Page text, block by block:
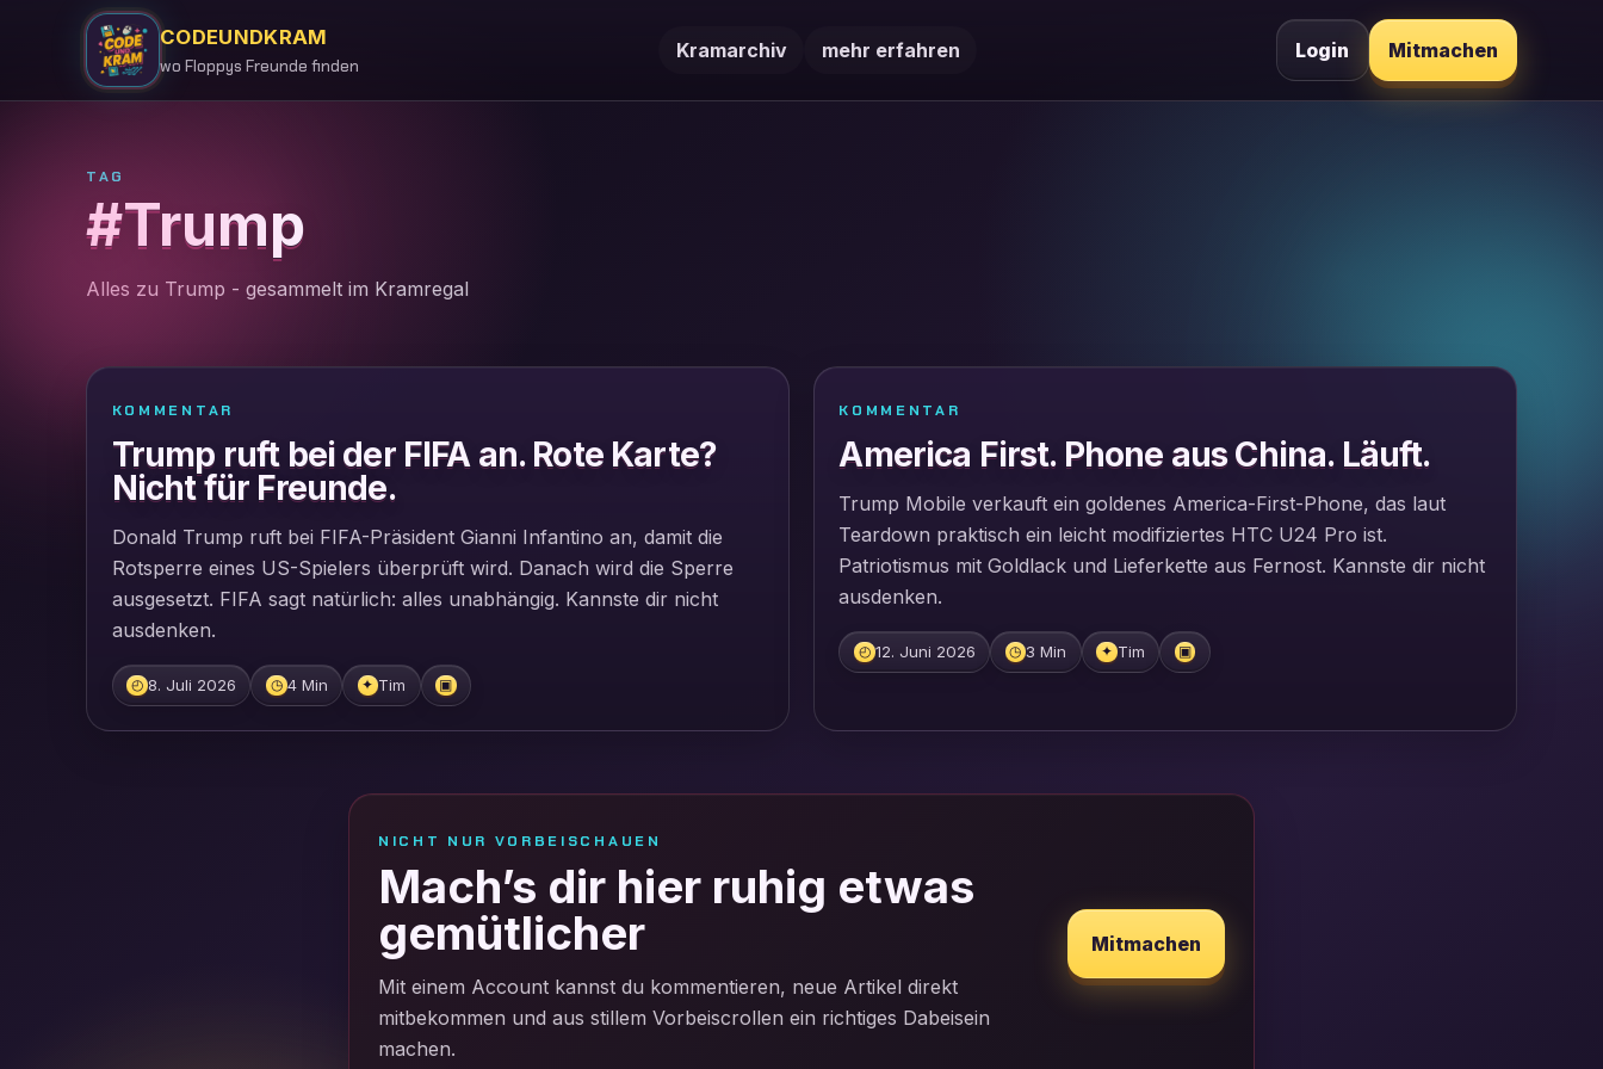
CODEUNDKRAM
wo Floppys Freunde finden
Kramarchiv mehr erfahren Login Mitmachen
TAG
#Trump
Alles zu Trump - gesammelt im Kramregal
KOMMENTAR
Trump ruft bei der FIFA an. Rote Karte?
Nicht für Freunde.
Donald Trump ruft bei FIFA-Präsident Gianni Infantino an, damit die
Rotsperre eines US-Spielers überprüft wird. Danach wird die Sperre
ausgesetzt. FIFA sagt natürlich: alles unabhängig. Kannste dir nicht
ausdenken.
◴ 8. Juli 2026 ◷ 4 Min ✦ Tim ▣
KOMMENTAR
America First. Phone aus China. Läuft.
Trump Mobile verkauft ein goldenes America-First-Phone, das laut
Teardown praktisch ein leicht modifiziertes HTC U24 Pro ist.
Patriotismus mit Goldlack und Lieferkette aus Fernost. Kannste dir nicht
ausdenken.
◴ 12. Juni 2026 ◷ 3 Min ✦ Tim ▣
NICHT NUR VORBEISCHAUEN
Mach’s dir hier ruhig etwas
gemütlicher
Mit einem Account kannst du kommentieren, neue Artikel direkt
mitbekommen und aus stillem Vorbeiscrollen ein richtiges Dabeisein
machen.
Mitmachen